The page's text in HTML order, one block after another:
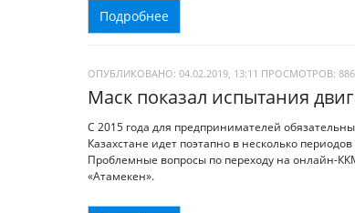
Подробнее
ОПУБЛИКОВАНО: 04.02.2019, 13:11 ПРОСМОТРОВ: 886
Маск показал испытания
С 2015 года для предпринимателей
Казахстане идет поэтапно в несколько
Проблемные вопросы по переходу на онлайн-
«Атамекен».